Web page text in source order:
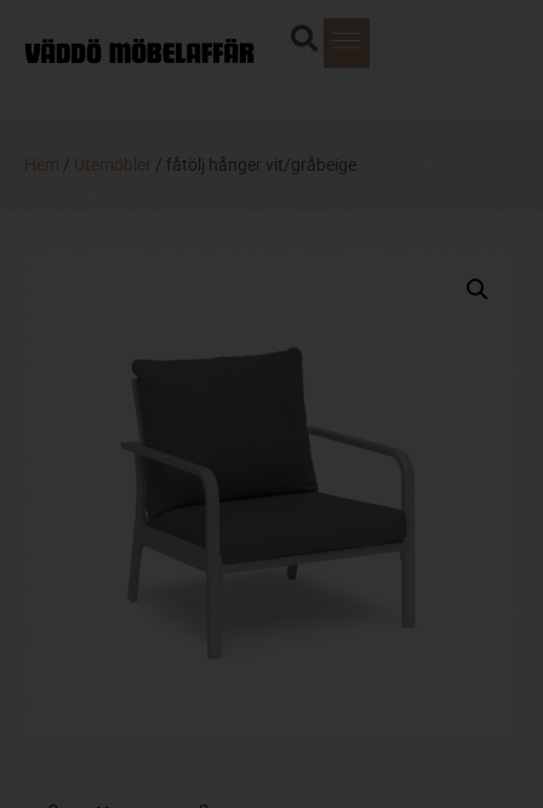
Hem / Utemöbler / fåtölj hånger vit/gråbeige